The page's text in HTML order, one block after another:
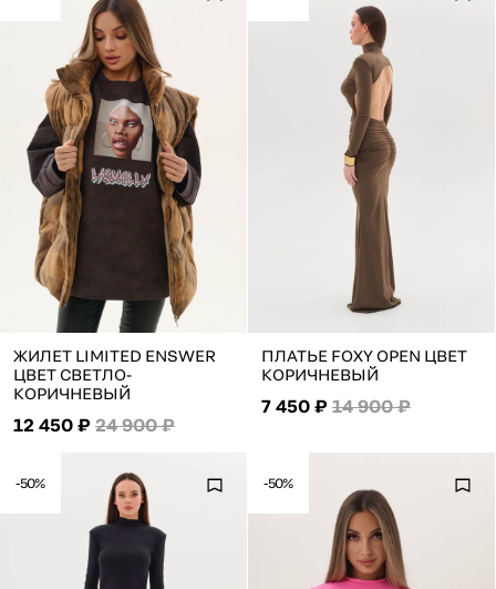
ЖИЛЕТ LIMITED ENSWER
ЦВЕТ СВЕТЛО-
КОРИЧНЕВЫЙ
12 450 ₽ 24 900 ₽
ПЛАТЬЕ FOXY OPEN ЦВЕТ
КОРИЧНЕВЫЙ
7 450 ₽ 14 900 ₽
-50% -50%